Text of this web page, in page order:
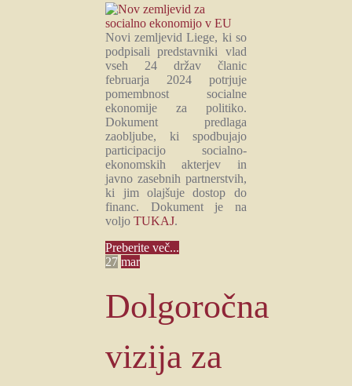
Novi zemljevid Liege, ki so
podpisali predstavniki vlad
vseh 24 držav članic
februarja 2024 potrjuje
pomembnost socialne
ekonomije za politiko.
Dokument predlaga
zaobljube, ki spodbujajo
participacijo socialno-
ekonomskih akterjev in
javno zasebnih partnerstvih,
ki jim olajšuje dostop do
financ. Dokument je na
voljoTUKAJ.
Preberite več...
27 mar
Dolgoročna
vizija za